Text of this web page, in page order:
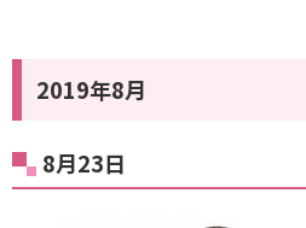
2019年8月
8月23日